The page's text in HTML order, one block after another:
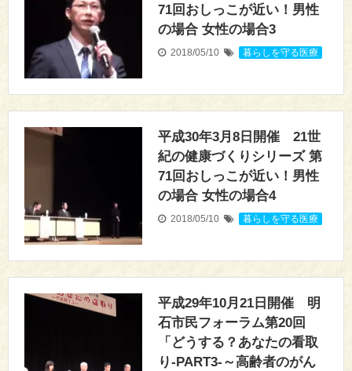
71回おしっこが近い！男性
の場合 女性の場合3
2018/05/10 暮らしを守る医療
平成30年3月8日開催 21世
紀の健康づくりシリーズ 第
71回おしっこが近い！男性
の場合 女性の場合4
2018/05/10 暮らしを守る医療
平成29年10月21日開催 明
石市民フォーラム第20回
「どうする？あなたの看取
り-PART3-～高齢者のがん